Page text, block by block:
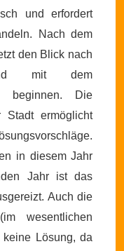
und erfordert
Nach dem
den Blick nach
mit dem
beginnen. Die
Stadt ermöglicht
in diesem Jahr
Jahr ist das
Auch die
wesentlichen
Lösung, da